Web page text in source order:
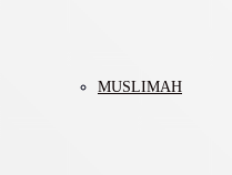
MUSLIMAH